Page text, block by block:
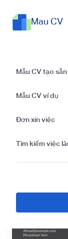
Mau CV
Mẫu CV tạo sẵn
Mẫu CV ví dụ
Đơn xin việc
Tìm kiếm việc
xin
ấn